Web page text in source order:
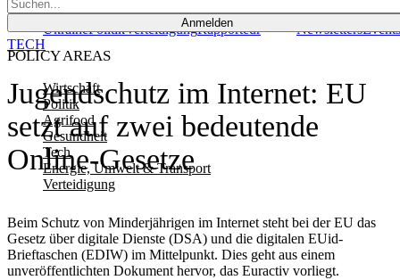
Anmelden
POLICY AREAS
Wirtschaft
Politik
Agrifood
Gesundheit
Tech
Energie, Umwelt & Transport
Verteidigung
UkrainePolitikVerteidigungRapporteur NewslettersEvents
Jugendschutz im Internet: EU
setzt auf zwei bedeutende
Online-Gesetze
Beim Schutz von Minderjährigen im Internet steht bei der EU das
Gesetz über digitale Dienste (DSA) und die digitalen EUid-
Brieftaschen (EDIW) im Mittelpunkt. Dies geht aus einem
unveröffentlichten Dokument hervor, das Euractiv vorliegt.
TECH